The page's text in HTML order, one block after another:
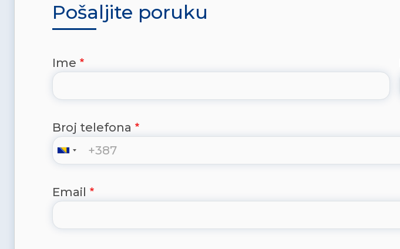
Pošaljite poruku
Ime
Broj telefona
Email